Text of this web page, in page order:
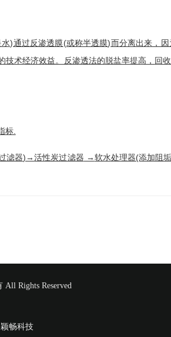
)通过反渗透膜(或称半透膜)而分离出来，
技术经济效益。反渗透法的脱盐率提高， 回
标.
滤器)→活性炭过滤器 →软水处理器(添加阻
Rights Reserved
颖畅科技